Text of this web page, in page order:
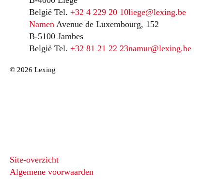
België Tel. +32 4 229 20 10liege@lexing.be
Namen Avenue de Luxembourg, 152
B-5100 Jambes
België Tel. +32 81 21 22 23namur@lexing.be
© 2026 Lexing
Site-overzicht
Algemene voorwaarden